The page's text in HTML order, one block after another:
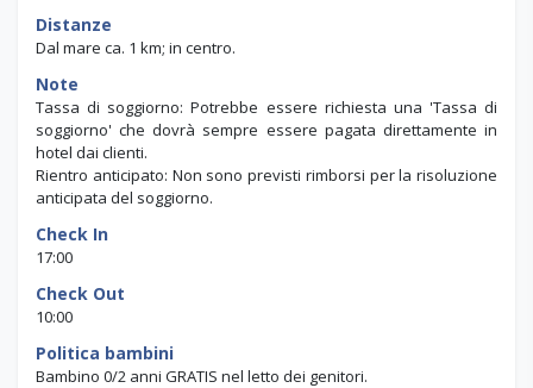
Distanze
Dal mare ca. 1 km; in centro.
Note
Tassa di soggiorno: Potrebbe essere richiesta una 'Tassa di
soggiorno' che dovrà sempre essere pagata direttamente in
hotel dai clienti.
Rientro anticipato: Non sono previsti rimborsi per la risoluzione
anticipata del soggiorno.
Check In
17:00
Check Out
10:00
Politica bambini
Bambino 0/2 anni GRATIS nel letto dei genitori.